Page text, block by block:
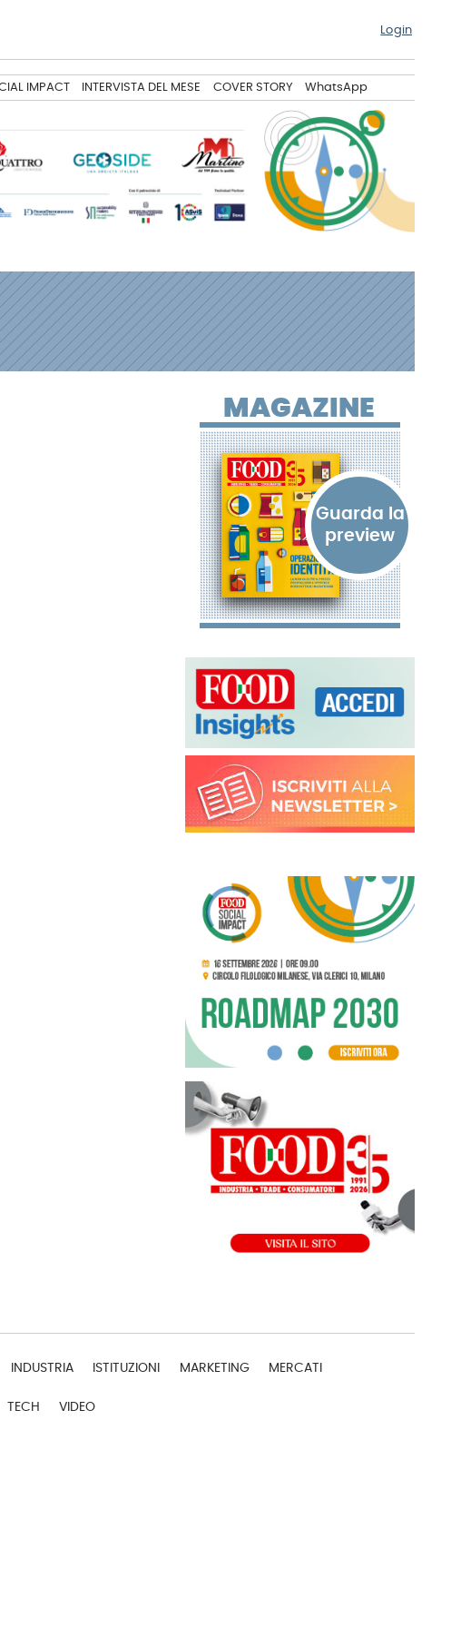
Login
IMPACT INTERVISTA DEL MESE COVER STORY WhatsApp
MAGAZINE
INDUSTRIA ISTITUZIONI MARKETING MERCATI
TECH VIDEO